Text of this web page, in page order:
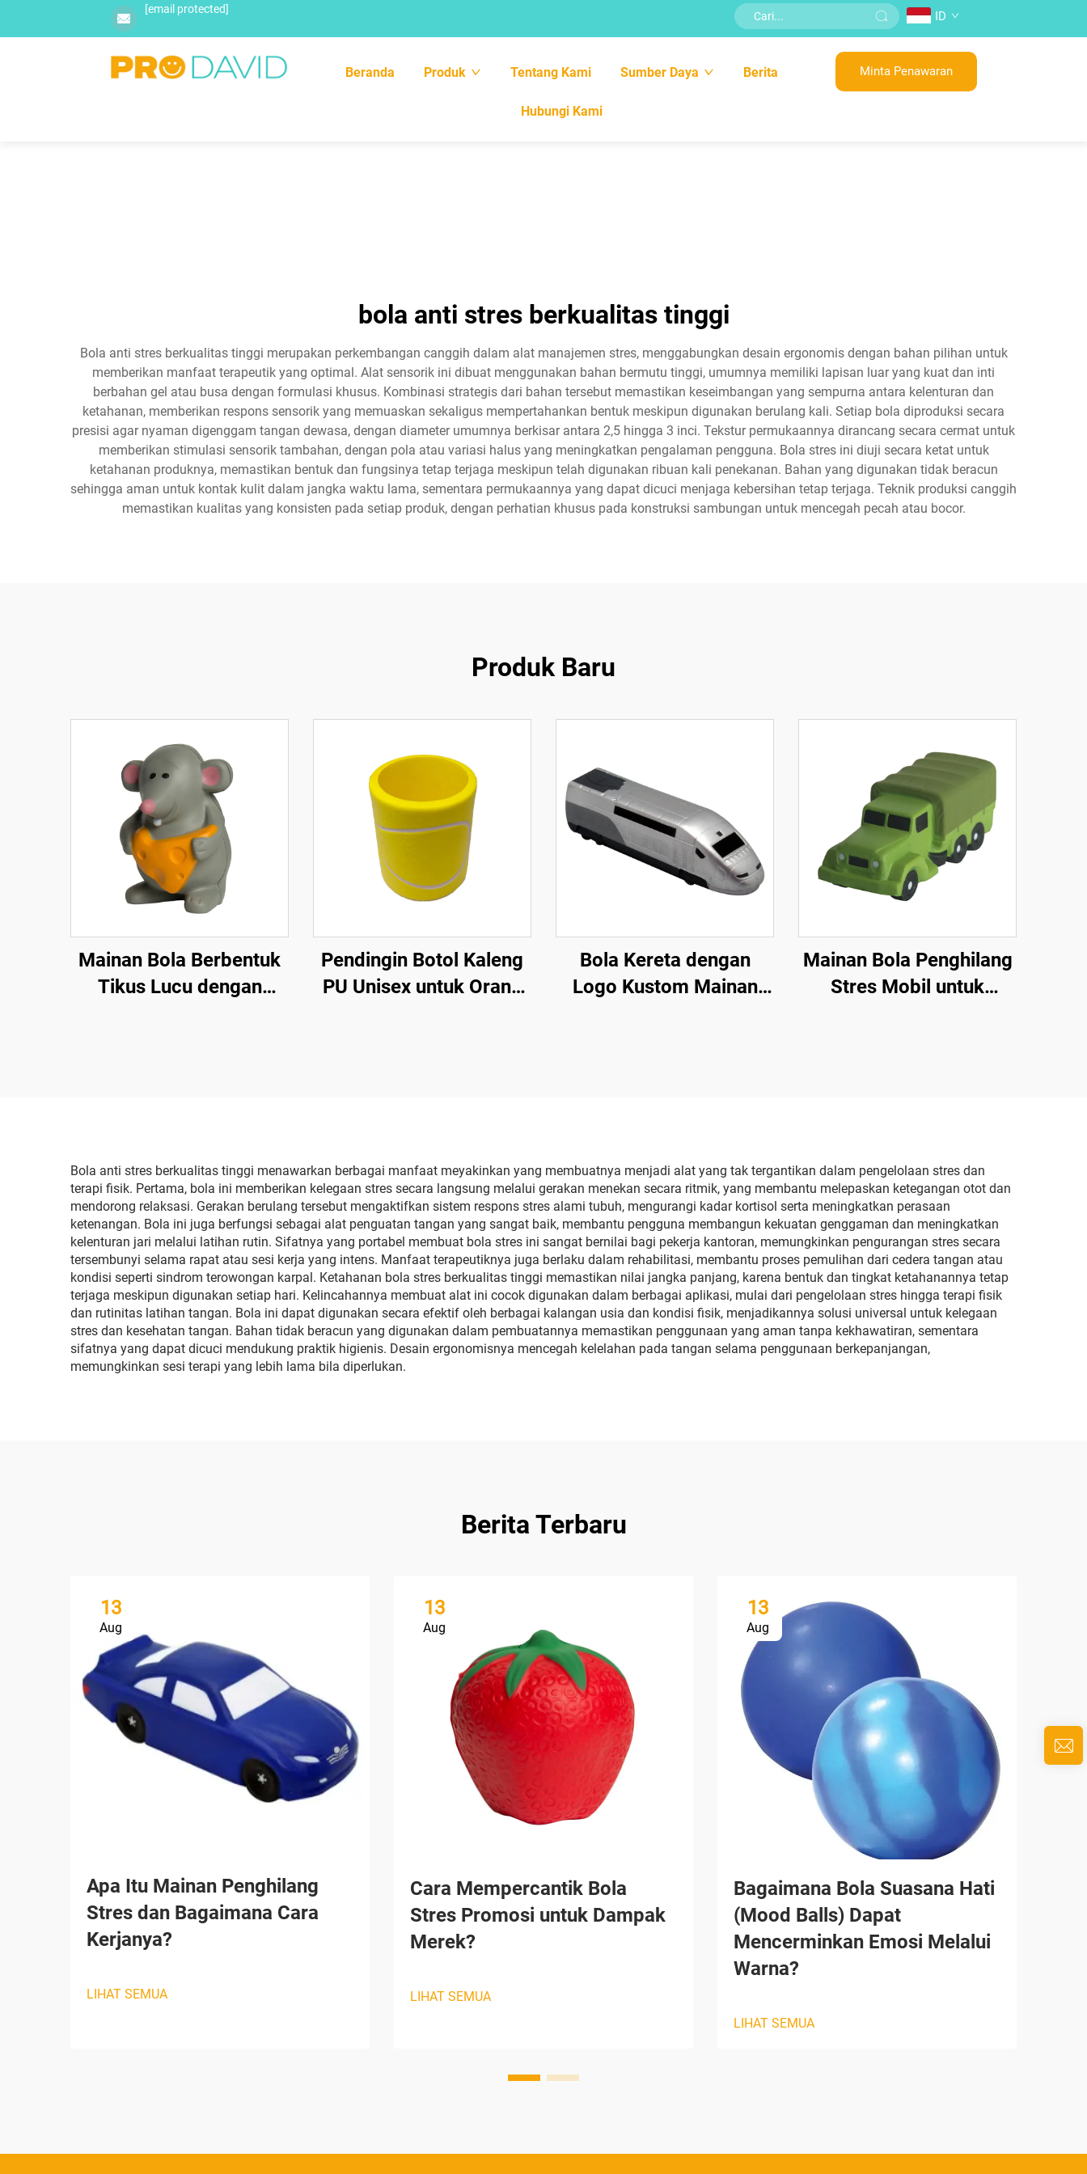
[email protected] ID
Beranda Produk Tentang Kami Sumber Daya Berita
Hubungi Kami
Minta Penawaran
bola anti stres berkualitas tinggi
Bola anti stres berkualitas tinggi merupakan perkembangan canggih dalam alat manajemen stres, menggabungkan desain ergonomis dengan bahan pilihan untuk
memberikan manfaat terapeutik yang optimal. Alat sensorik ini dibuat menggunakan bahan bermutu tinggi, umumnya memiliki lapisan luar yang kuat dan inti
berbahan gel atau busa dengan formulasi khusus. Kombinasi strategis dari bahan tersebut memastikan keseimbangan yang sempurna antara kelenturan dan
ketahanan, memberikan respons sensorik yang memuaskan sekaligus mempertahankan bentuk meskipun digunakan berulang kali. Setiap bola diproduksi secara
presisi agar nyaman digenggam tangan dewasa, dengan diameter umumnya berkisar antara 2,5 hingga 3 inci. Tekstur permukaannya dirancang secara cermat untuk
memberikan stimulasi sensorik tambahan, dengan pola atau variasi halus yang meningkatkan pengalaman pengguna. Bola stres ini diuji secara ketat untuk
ketahanan produknya, memastikan bentuk dan fungsinya tetap terjaga meskipun telah digunakan ribuan kali penekanan. Bahan yang digunakan tidak beracun
sehingga aman untuk kontak kulit dalam jangka waktu lama, sementara permukaannya yang dapat dicuci menjaga kebersihan tetap terjaga. Teknik produksi canggih
memastikan kualitas yang konsisten pada setiap produk, dengan perhatian khusus pada konstruksi sambungan untuk mencegah pecah atau bocor.
Produk Baru
Mainan Bola Berbentuk
Tikus Lucu dengan
Pendingin Botol Kaleng
PU Unisex untuk Orang
Bola Kereta dengan
Logo Kustom Mainan
Mainan Bola Penghilang
Stres Mobil untuk
Bola anti stres berkualitas tinggi menawarkan berbagai manfaat meyakinkan yang membuatnya menjadi alat yang tak tergantikan dalam pengelolaan stres dan
terapi fisik. Pertama, bola ini memberikan kelegaan stres secara langsung melalui gerakan menekan secara ritmik, yang membantu melepaskan ketegangan otot dan
mendorong relaksasi. Gerakan berulang tersebut mengaktifkan sistem respons stres alami tubuh, mengurangi kadar kortisol serta meningkatkan perasaan
ketenangan. Bola ini juga berfungsi sebagai alat penguatan tangan yang sangat baik, membantu pengguna membangun kekuatan genggaman dan meningkatkan
kelenturan jari melalui latihan rutin. Sifatnya yang portabel membuat bola stres ini sangat bernilai bagi pekerja kantoran, memungkinkan pengurangan stres secara
tersembunyi selama rapat atau sesi kerja yang intens. Manfaat terapeutiknya juga berlaku dalam rehabilitasi, membantu proses pemulihan dari cedera tangan atau
kondisi seperti sindrom terowongan karpal. Ketahanan bola stres berkualitas tinggi memastikan nilai jangka panjang, karena bentuk dan tingkat ketahanannya tetap
terjaga meskipun digunakan setiap hari. Kelincahannya membuat alat ini cocok digunakan dalam berbagai aplikasi, mulai dari pengelolaan stres hingga terapi fisik
dan rutinitas latihan tangan. Bola ini dapat digunakan secara efektif oleh berbagai kalangan usia dan kondisi fisik, menjadikannya solusi universal untuk kelegaan
stres dan kesehatan tangan. Bahan tidak beracun yang digunakan dalam pembuatannya memastikan penggunaan yang aman tanpa kekhawatiran, sementara
sifatnya yang dapat dicuci mendukung praktik higienis. Desain ergonomisnya mencegah kelelahan pada tangan selama penggunaan berkepanjangan,
memungkinkan sesi terapi yang lebih lama bila diperlukan.
Berita Terbaru
13
Aug
Apa Itu Mainan Penghilang
Stres dan Bagaimana Cara
Kerjanya?
LIHAT SEMUA
13
Aug
Cara Mempercantik Bola
Stres Promosi untuk Dampak
Merek?
LIHAT SEMUA
13
Aug
Bagaimana Bola Suasana Hati
(Mood Balls) Dapat
Mencerminkan Emosi Melalui
Warna?
LIHAT SEMUA